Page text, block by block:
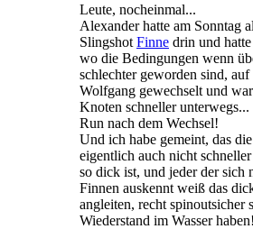
Leute, nocheinmal...
Alexander hatte am Sonntag
Slingshot Finne drin und
wo die Bedingungen wenn
schlechter geworden sind,
Wolfgang gewechselt und
Knoten schneller unterwegs...
Run nach dem Wechsel!
Und ich habe gemeint, das
eigentlich auch nicht
so dick ist, und jeder der sich
Finnen auskennt weiß das
angleiten, recht spinoutsicher
Wiederstand im Wasser haben!